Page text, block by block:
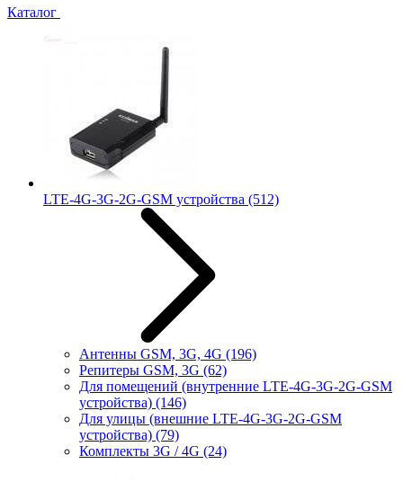
Каталог
LTE-4G-3G-2G-GSM устройства (512)
Антенны GSM, 3G, 4G (196)
Репитеры GSM, 3G (62)
Для помещений (внутренние LTE-4G-3G-2G-GSM
устройства) (146)
Для улицы (внешние LTE-4G-3G-2G-GSM
устройства) (79)
Комплекты 3G / 4G (24)